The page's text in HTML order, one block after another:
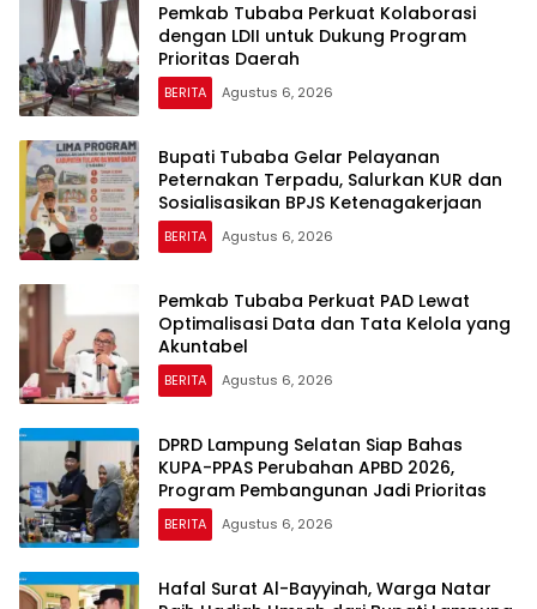
Pemkab Tubaba Perkuat Kolaborasi
dengan LDII untuk Dukung Program
Prioritas Daerah
BERITA Agustus 6, 2026
Bupati Tubaba Gelar Pelayanan
Peternakan Terpadu, Salurkan KUR dan
Sosialisasikan BPJS Ketenagakerjaan
BERITA Agustus 6, 2026
Pemkab Tubaba Perkuat PAD Lewat
Optimalisasi Data dan Tata Kelola yang
Akuntabel
BERITA Agustus 6, 2026
DPRD Lampung Selatan Siap Bahas
KUPA-PPAS Perubahan APBD 2026,
Program Pembangunan Jadi Prioritas
BERITA Agustus 6, 2026
Hafal Surat Al-Bayyinah, Warga Natar